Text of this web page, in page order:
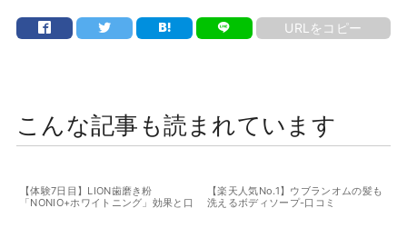
URLをコピー
こんな記事も読まれています
【体験7日目】LION歯磨き粉
「NONIO+ホワイトニング」効果と口
【楽天人気No.1】ウブランオムの髪も
洗えるボディソープ-口コミ